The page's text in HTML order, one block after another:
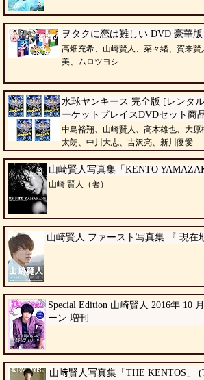
ヲタクに恋は難しい DVD 豪華版
高畑充希、山崎賢人、菜々緒、賀来
美、ムロツヨシ
水球ヤンキース 完全版 [レンタ
ーケットプレイスDVDセット商
中島裕翔、山崎賢人、高木雄也、大
太朗、中川大志、吉沢亮、新川優愛
山崎賢人写真集「KENTO
山崎 賢人（著）
山崎賢人 ファースト写真集 『 現在
Special Edition 山崎賢人 2016年 10
ーン 増刊
山﨑賢人写真集「THE KENTOS」